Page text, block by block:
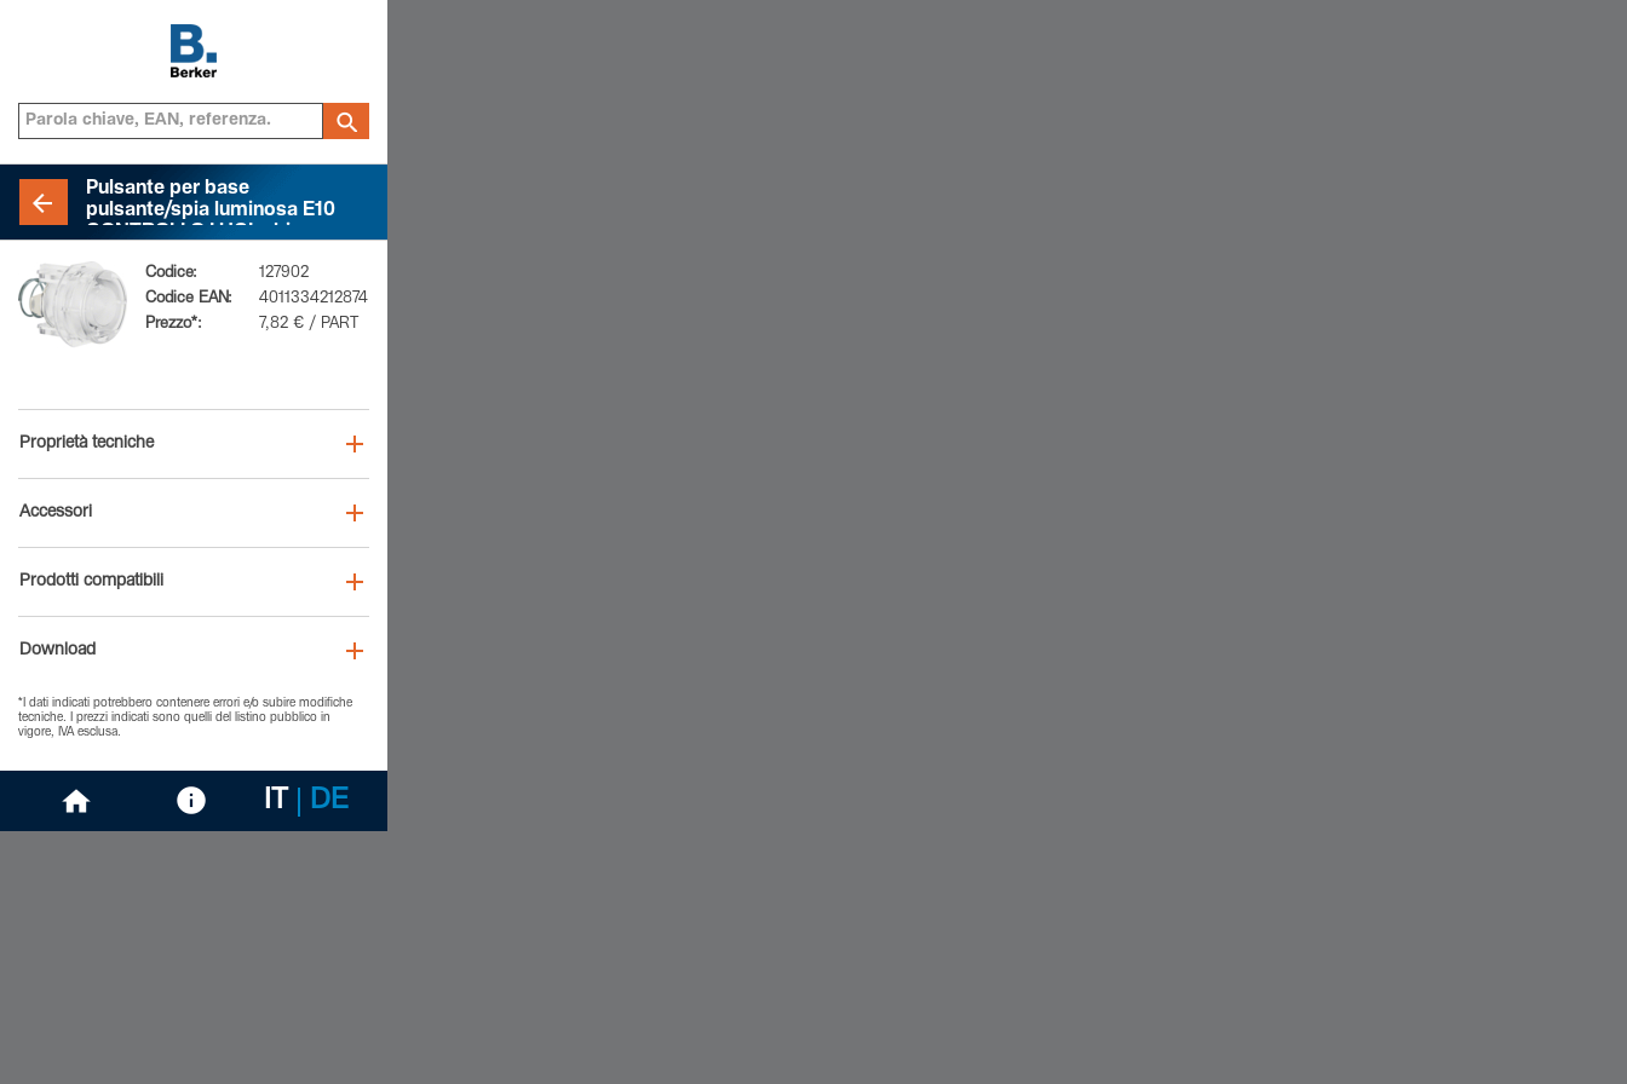
Pulsante per base
pulsante/spia luminosa E10
Codice:
127902
Codice EAN:
4011334212874
Prezzo*:
7,82 € / PART
Proprietà tecniche
Accessori
Prodotti compatibili
Download
*I dati indicati potrebbero contenere errori e/o subire modifiche
tecniche. I prezzi indicati sono quelli del listino pubblico in
vigore, IVA esclusa.
IT DE